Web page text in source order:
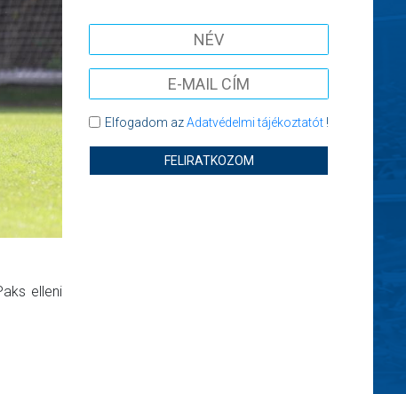
elleni
Elfogadom azAdatvédelmi tájékoztatót!
FELIRATKOZOM